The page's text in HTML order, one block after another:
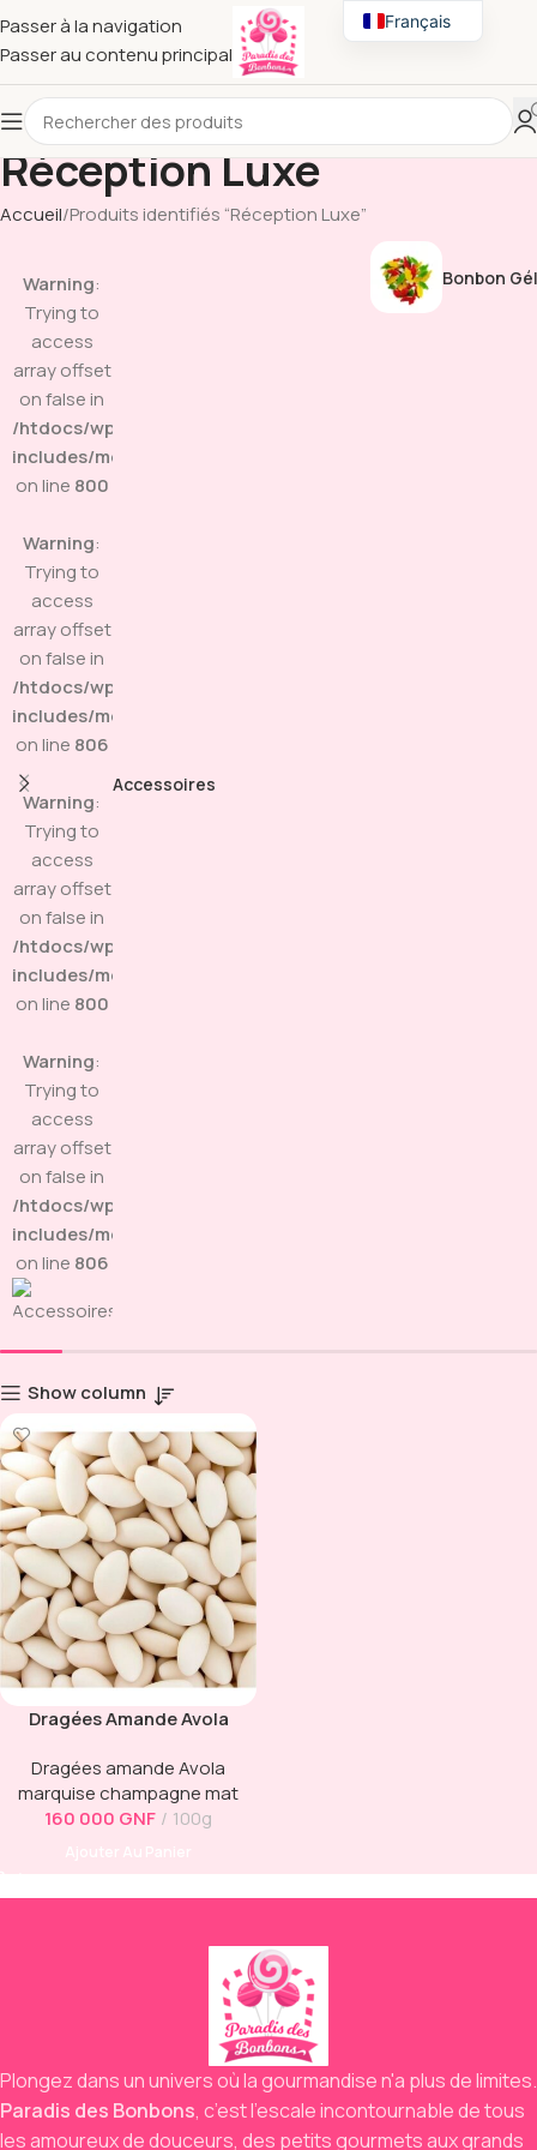
Passer à la navigation
Passer au contenu principal
Réception Luxe
Accueil Produits identifiés “Réception Luxe”
Warning:
Trying to
access
array offset
on false in
/htdocs/wp-
includes/media.php
on line 800
Warning:
Trying to
access
array offset
on false in
/htdocs/wp-
includes/media.php
on line 806
Warning:
Trying to
access
array offset
on false in
/htdocs/wp-
includes/media.php
on line 800
Warning:
Trying to
access
array offset
on false in
/htdocs/wp-
includes/media.php
on line 806
Accessoires
Bonbon
Show column
Dragées Amande Avola
Dragées amande Avola
marquise champagne mat
160 000 GNF 100g
Plongez dans un univers où la gourmandise n'a plus de limites.
Paradis des Bonbons, c’est l’escale incontournable de tous
les amoureux de douceurs, des petits gourmets aux grands
Français